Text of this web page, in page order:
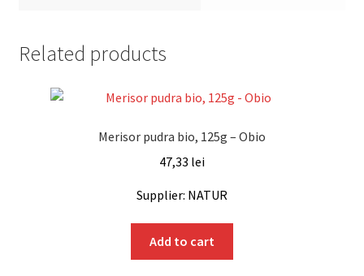
Related products
Merisor pudra bio, 125g – Obio
47,33 lei
Supplier: NATUR
Add to cart